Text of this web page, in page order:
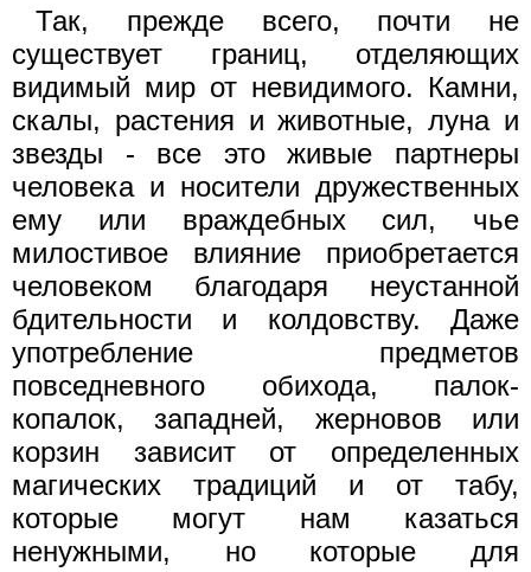
Так, прежде всего, почти не
существует границ, отделяющих
видимый мир от невидимого. Камни,
скалы, растения и животные, луна и
звезды - все это живые партнеры
человека и носители дружественных
ему или враждебных сил, чье
милостивое влияние приобретается
человеком благодаря неустанной
бдительности и колдовству. Даже
употребление предметов
повседневного обихода, палок-
копалок, западней, жерновов или
корзин зависит от определенных
магических традиций и от табу,
которые могут нам казаться
ненужными, но которые для